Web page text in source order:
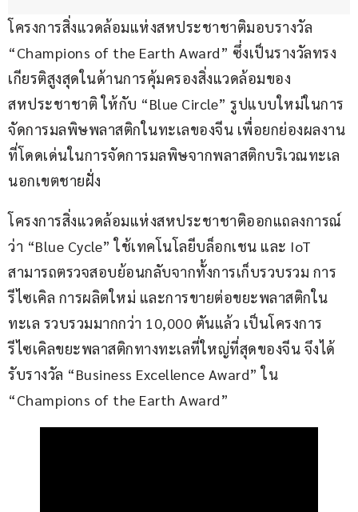
โครงการสิ่งแวดล้อมแห่งสหประชาชาติมอบรางวัล
“Champions of the Earth Award” ซึ่งเป็นรางวัลทรง
เกียรติสูงสุดในด้านการคุ้มครองสิ่งแวดล้อมของ
สหประชาชาติ ให้กับ “Blue Circle” รูปแบบใหม่ในการ
จัดการมลพิษพลาสติกในทะเลของจีน เพื่อยกย่องผลงาน
ที่โดดเด่นในการจัดการมลพิษจากพลาสติกบริเวณทะเล
นอกเขตชายฝั่ง
โครงการสิ่งแวดล้อมแห่งสหประชาชาติออกแถลงการณ์
ว่า “Blue Cycle” ใช้เทคโนโลยีบล็อกเชน และ IoT
สามารถตรวจสอบย้อนกลับจากทั้งการเก็บรวบรวม การ
รีไซเคิล การผลิตใหม่ และการขายต่อขยะพลาสติกใน
ทะเล รวบรวมมากกว่า 10,000 ตันแล้ว เป็นโครงการ
รีไซเคิลขยะพลาสติกทางทะเลที่ใหญ่ที่สุดของจีน จึงได้
รับรางวัล “Business Excellence Award” ใน
“Champions of the Earth Award”